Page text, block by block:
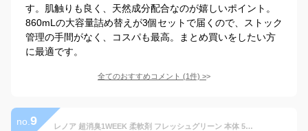
す。肌触りも良く、天然成分配合なのが嬉しいポイント。
860mLの大容量詰め替えが3個セットで届くので、ストック
管理の手間がなく、コスパも最高。まとめ買いをしたい方
に最適です。
全てのおすすめコメント (1件) >
no. 9 レノア 超消臭1WEEK 柔軟剤 フレッシュグリーン 本体 530mL